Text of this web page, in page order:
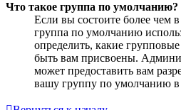
Что такое группа по умолчанию?
Если вы состоите более чем
группа по умолчанию
определить, какие
быть вам присвоены.
может предоставить вам
вашу группу по умолчанию в